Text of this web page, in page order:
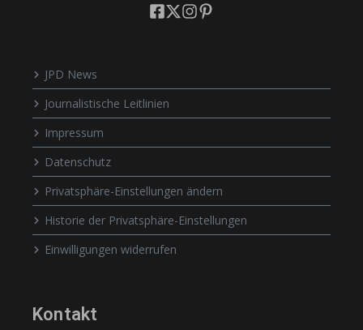
JPD News
Journalistische Leitlinien
Impressum
Datenschutz
Privatsphäre-Einstellungen ändern
Historie der Privatsphäre-Einstellungen
Einwilligungen widerrufen
Kontakt